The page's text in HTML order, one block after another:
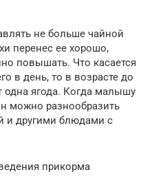
не больше чайной
перенес ее хорошо,
повышать. Что касается
в день, то в возрасте до
одна ягода. Когда малышу
можно разнообразить
и другими блюдами с
прикорма